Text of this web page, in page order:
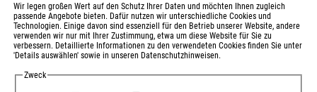
Wir legen großen Wert auf den Schutz Ihrer Daten und möchten Ihnen zugleich
passende Angebote bieten. Dafür nutzen wir unterschiedliche Cookies und
Technologien. Einige davon sind essenziell für den Betrieb unserer Website, andere
verwenden wir nur mit Ihrer Zustimmung, etwa um diese Website für Sie zu
verbessern. Detaillierte Informationen zu den verwendeten Cookies finden Sie unter
'Details auswählen' sowie in unseren Datenschutzhinweisen.
Zweck